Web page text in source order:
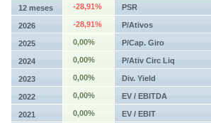
12 meses -28,91% PSR
2026 -28,91% P/Ativos
2025 0,00% P/Cap. Giro
2024 0,00% P/Ativ Circ Liq
2023 0,00% Div. Yield
2022 0,00% EV / EBITDA
2021 0,00% EV / EBIT